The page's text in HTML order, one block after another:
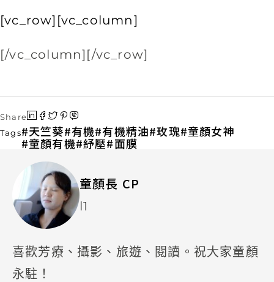
[vc_row][vc_column]
[/vc_column][/vc_row]
Share
Tags
天竺葵 有機 有機精油 玫瑰 童顏女神
童顏有機 紓壓 面膜
童顏長 CP
l1
喜歡芳療、攝影、旅遊、閱讀。祝大家童顏
永駐！